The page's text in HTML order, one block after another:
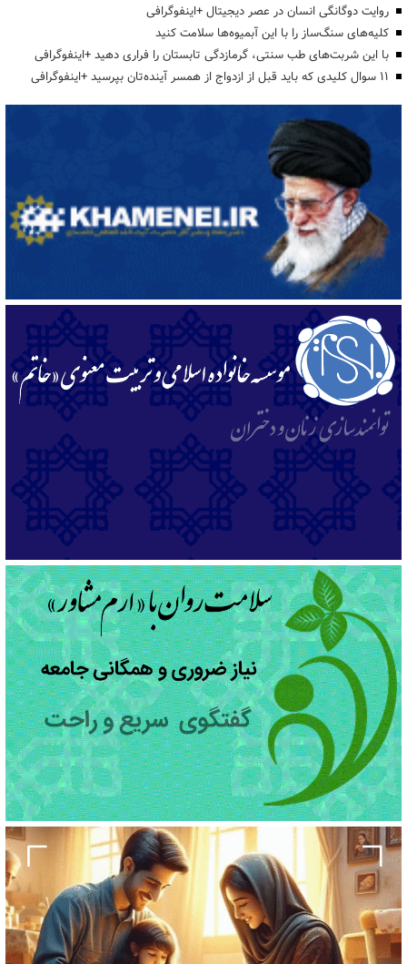
روایت دوگانگی انسان در عصر دیجیتال +اینفوگرافی
کلیه‌های سنگ‌ساز را با این آبمیوه‌ها سلامت کنید
با این شربت‌های طب سنتی، گرمازدگی تابستان را فراری دهید +اینفوگرافی
۱۱ سوال کلیدی که باید قبل از ازدواج از همسر آینده‌تان بپرسید +اینفوگرافی